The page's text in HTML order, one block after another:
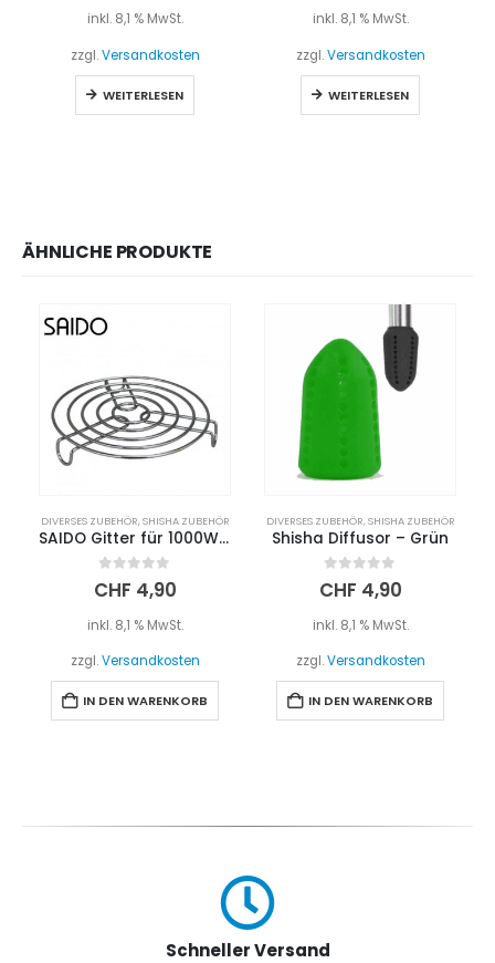
inkl. 8,1 % MwSt.
zzgl.Versandkosten
WEITERLESEN
inkl. 8,1 % MwSt.
zzgl.Versandkosten
WEITERLESEN
ÄHNLICHE PRODUKTE
DIVERSES ZUBEHÖR,SHISHA ZUBEHÖR
SAIDO Gitter für 1000W Kohleanzünder
0 out of 5
CHF 4,90
inkl. 8,1 % MwSt.
zzgl.Versandkosten
IN DEN WARENKORB
DIVERSES ZUBEHÖR,SHISHA ZUBEHÖR
Shisha Diffusor – Grün
0 out of 5
CHF 4,90
inkl. 8,1 % MwSt.
zzgl.Versandkosten
IN DEN WARENKORB
Schneller Versand